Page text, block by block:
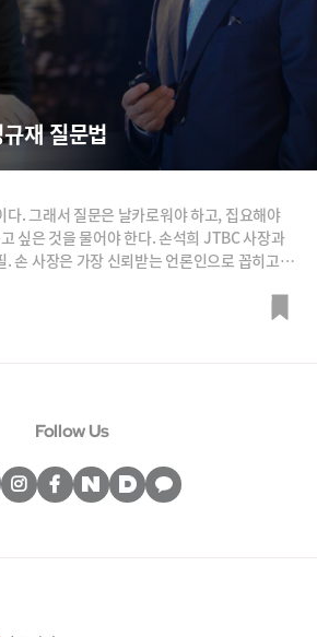
재 질문법
다. 그래서 질문은 날카로워야 하고, 집요해야
싶은 것을 물어야 한다. 손석희 JTBC 사장과
손 사장은 가장 신뢰받는 언론인으로 꼽히고
, 60세로 언론사에서 보낸 시간도 비슷하다.
Follow Us